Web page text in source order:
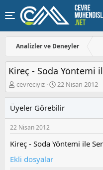
Analizler ve Deneyler
Kireç - Soda Yöntemi
K
o
u
y
u
a
ş
l
cevreciyiz
B
a
l
a
ı
22 Nisan 2012
Üyeler Görebilir
22 Nisan 2012
Kireç - Soda Yöntemi ile
Ekli dosyalar